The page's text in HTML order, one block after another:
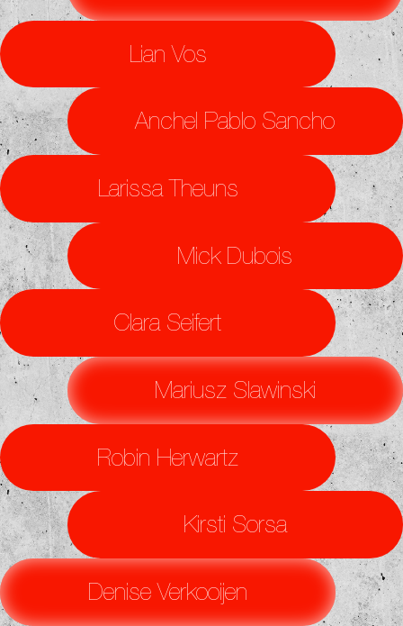
Lian Vos
Anchel Pablo Sancho
Larissa Theuns
Mick Dubois
Clara Seifert
Mariusz Slawinski
Robin Herwartz
Kirsti Sorsa
Denise Verkooijen